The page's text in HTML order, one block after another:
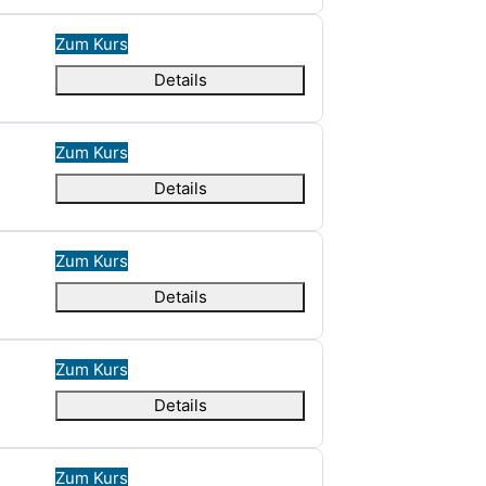
Zum Kurs
Details
Zum Kurs
Details
Zum Kurs
Details
Zum Kurs
Details
Zum Kurs